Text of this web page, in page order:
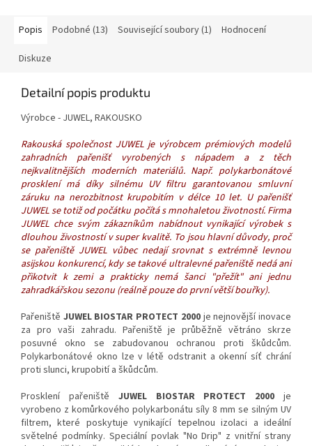
Popis Podobné (13) Související soubory (1) Hodnocení
Diskuze
Detailní popis produktu
Výrobce - JUWEL, RAKOUSKO
Rakouská společnost JUWEL je výrobcem prémiových modelů
zahradních pařenišť vyrobených s nápadem a z těch
nejkvalitnějších moderních materiálů. Např. polykarbonátové
prosklení má díky silnému UV filtru garantovanou smluvní
záruku na nerozbitnost krupobitím v délce 10 let. U pařenišť
JUWEL se totiž od počátku počítá s mnohaletouživotností. Firma
JUWEL chce svým zákazníkům nabídnout vynikající výrobek s
dlouhou živostností v super kvalitě. To jsou hlavní důvody, proč
se pařeniště JUWEL vůbec nedají srovnat s extrémně levnou
asijskou konkurencí, kdy se takové ultralevné pařeniště nedá ani
přikotvit k zemi a prakticky nemá šanci "přežít" ani jednu
zahradkářskou sezonu (reálně pouze do první větší bouřky).
Pařeniště JUWEL BIOSTAR PROTECT 2000je nejnovější inovace
za pro vaši zahradu. Pařeniště je průběžně větráno skrze
posuvné okno se zabudovanou ochranou proti škůdcům.
Polykarbonátové okno lze v létě odstranit a okenní síť chrání
proti slunci, krupobití a škůdcům.
Prosklení pařeniště JUWEL BIOSTAR PROTECT 2000 je
vyrobeno z komůrkového polykarbonátu síly 8 mm se silným UV
filtrem, které poskytuje vynikající tepelnou izolaci a ideální
světelné podmínky. Speciální povlak "No Drip" z vnitřní strany